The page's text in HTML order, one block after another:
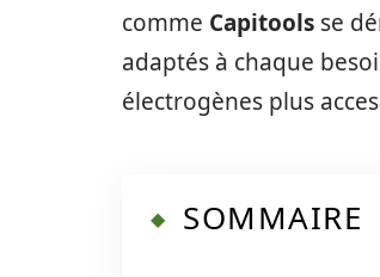
comme Capitools se
adaptés à chaque
électrogènes plus
SOMMAIRE